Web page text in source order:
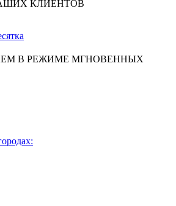
КЛИЕНТОВ
В РЕЖИМЕ МГНОВЕННЫХ